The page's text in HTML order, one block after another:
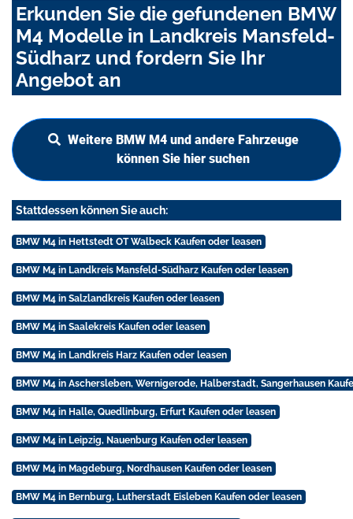
Erkunden Sie die gefundenen BMW
M4 Modelle in Landkreis Mansfeld-
Südharz und fordern Sie Ihr
Angebot an
Weitere BMW M4 und andere Fahrzeuge
können Sie hier suchen
Stattdessen können Sie auch:
BMW M4 in Hettstedt OT Walbeck Kaufen oder leasen
BMW M4 in Landkreis Mansfeld-Südharz Kaufen oder leasen
BMW M4 in Salzlandkreis Kaufen oder leasen
BMW M4 in Saalekreis Kaufen oder leasen
BMW M4 in Landkreis Harz Kaufen oder leasen
BMW M4 in Aschersleben, Wernigerode, Halberstadt, Sangerhausen
BMW M4 in Halle, Quedlinburg, Erfurt Kaufen oder leasen
BMW M4 in Leipzig, Nauenburg Kaufen oder leasen
BMW M4 in Magdeburg, Nordhausen Kaufen oder leasen
BMW M4 in Bernburg, Lutherstadt Eisleben Kaufen oder leasen